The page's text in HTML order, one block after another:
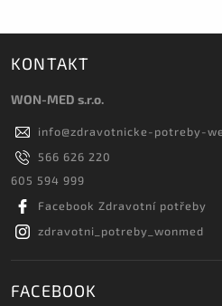
KONTAKT
WON-MED s.r.o.
info@zdravotnicke-potreby-
566 626 220
605 594 999
Facebook Zdravotní potřeby
zdravotni_potreby_wonmed
FACEBOOK